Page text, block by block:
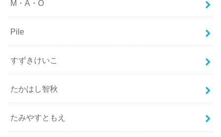
M・A・O
Pile
すずきけいこ
たかはし智秋
たみやすともえ